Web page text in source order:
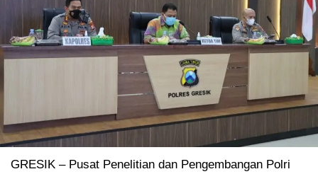
GRESIK – Pusat Penelitian dan Pengembangan Polri